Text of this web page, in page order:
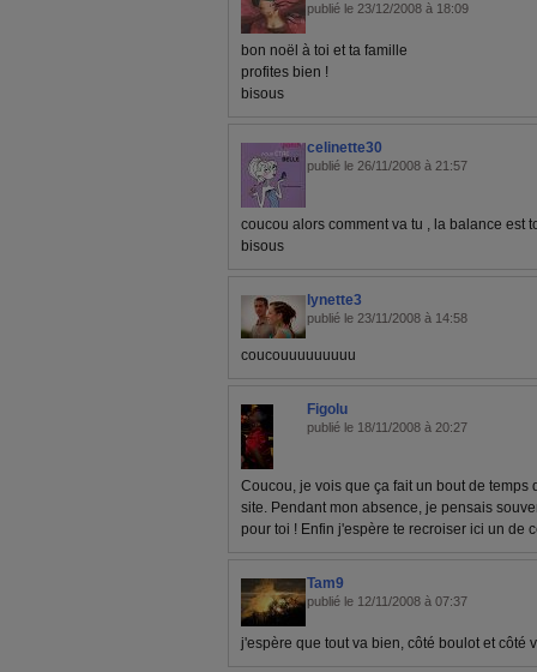
publié le 23/12/2008 à 18:09
bon noël à toi et ta famille
profites bien !
bisous
celinette30
publié le 26/11/2008 à 21:57
coucou alors comment va tu , la balance est
bisous
lynette3
publié le 23/11/2008 à 14:58
coucouuuuuuuuu
Figolu
publié le 18/11/2008 à 20:27
Coucou, je vois que ça fait un bout de temps
site. Pendant mon absence, je pensais
pour toi ! Enfin j'espère te recroiser ici un de
Tam9
publié le 12/11/2008 à 07:37
j'espère que tout va bien, côté boulot et côté